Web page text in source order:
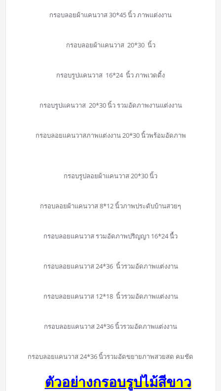
กรอบลอยผ้าแคนวาส 30*45 นิ้ว ภาพแต่งงาน
กรอบลอยผ้าแคนวาส 20*30 นิ้ว
กรอบรูปแคนวาส 16*24 นิ้ว ภาพเวดดิ้ง
กรอบรูปแคนวาส 20*30 นิ้ว รวมอัดภาพงานแต่งงาน
กรอบลอยแคนวาสภาพแต่งงาน 20*30 นิ้วพร้อมอัดภาพ
กรอบรูปลอยผ้าแคนวาส 20*30 นิ้ว
กรอบลอยผ้าแคนวาส 8*12 นิ้วภาพประดับบ้านสวยๆ
กรอบลอยแคนวาส รวมอัดภาพปริญญา 16*24 นื้ว
กรอบลอยแคนวาส 24*36 นิ้วรวมอัดภาพแต่งงาน
กรอบลอยแคนวาส 12*18 นิ้วรวมอัดภาพแต่งงาน
กรอบลอยแคนวาส 24*36 นิ้วรวมอัดภาพแต่งงาน
กรอบลอยแคนวาส 24*36 นิ้วรวมอัดขยายภาพสวยสด คมชัด
ตัวอย่างกรอบรูปไม้สีขาว